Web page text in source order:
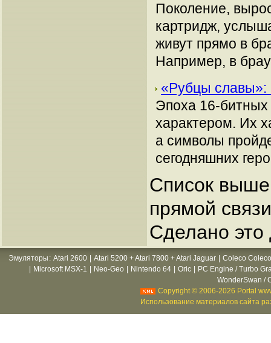
Поколение,
картридж,
живут прямо в
Например, в
«Рубцы славы»:
Эпоха 16-
характером. Их
а символы
сегодняшних
Список выше
прямой
Сделано это
Эмуляторы : Atari 2600 Atari 5200 + Atari 7800 + Atari Jaguar
Coleco
Microsoft MSX-1 Neo-Geo Nintendo 64 Oric
PC Engine / Turbo
WonderSwan /
Copyright © 2006-2026 Portal
Использование материалов сайта